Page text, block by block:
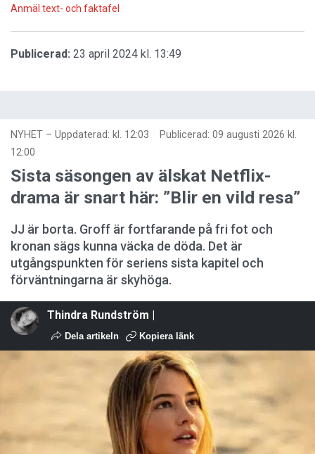
Anmäl text- och faktafel
Publicerad: 23 april 2024 kl. 13:49
NYHET – Uppdaterad: kl. 12:03 Publicerad: 09 augusti 2026 kl.
12:00
Sista säsongen av älskat Netflix-
drama är snart här: ”Blir en vild resa”
JJ är borta. Groff är fortfarande på fri fot och
kronan sägs kunna väcka de döda. Det är
utgångspunkten för seriens sista kapitel och
förväntningarna är skyhöga.
Thindra Rundström |
Dela artikeln Kopiera länk